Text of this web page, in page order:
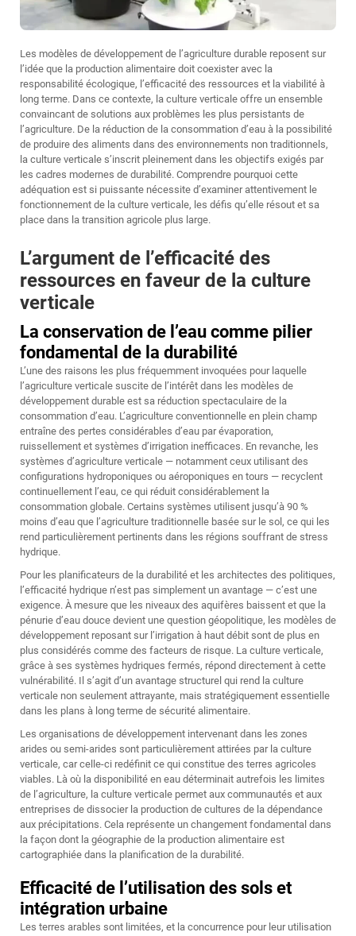
Les modèles de développement de l’agriculture durable reposent sur
l’idée que la production alimentaire doit coexister avec la
responsabilité écologique, l’efficacité des ressources et la viabilité à
long terme. Dans ce contexte, la culture verticale offre un ensemble
convaincant de solutions aux problèmes les plus persistants de
l’agriculture. De la réduction de la consommation d’eau à la possibilité
de produire des aliments dans des environnements non traditionnels,
la culture verticale s’inscrit pleinement dans les objectifs exigés par
les cadres modernes de durabilité. Comprendre pourquoi cette
adéquation est si puissante nécessite d’examiner attentivement le
fonctionnement de la culture verticale, les défis qu’elle résout et sa
place dans la transition agricole plus large.
L’argument de l’efficacité des
ressources en faveur de la culture
verticale
La conservation de l’eau comme pilier
fondamental de la durabilité
L’une des raisons les plus fréquemment invoquées pour laquelle
l’agriculture verticale suscite de l’intérêt dans les modèles de
développement durable est sa réduction spectaculaire de la
consommation d’eau. L’agriculture conventionnelle en plein champ
entraîne des pertes considérables d’eau par évaporation,
ruissellement et systèmes d’irrigation inefficaces. En revanche, les
systèmes d’agriculture verticale — notamment ceux utilisant des
configurations hydroponiques ou aéroponiques en tours — recyclent
continuellement l’eau, ce qui réduit considérablement la
consommation globale. Certains systèmes utilisent jusqu’à 90 %
moins d’eau que l’agriculture traditionnelle basée sur le sol, ce qui les
rend particulièrement pertinents dans les régions souffrant de stress
hydrique.
Pour les planificateurs de la durabilité et les architectes des politiques,
l’efficacité hydrique n’est pas simplement un avantage — c’est une
exigence. À mesure que les niveaux des aquifères baissent et que la
pénurie d’eau douce devient une question géopolitique, les modèles de
développement reposant sur l’irrigation à haut débit sont de plus en
plus considérés comme des facteurs de risque. La culture verticale,
grâce à ses systèmes hydriques fermés, répond directement à cette
vulnérabilité. Il s’agit d’un avantage structurel qui rend la culture
verticale non seulement attrayante, mais stratégiquement essentielle
dans les plans à long terme de sécurité alimentaire.
Les organisations de développement intervenant dans les zones
arides ou semi-arides sont particulièrement attirées par la culture
verticale, car celle-ci redéfinit ce qui constitue des terres agricoles
viables. Là où la disponibilité en eau déterminait autrefois les limites
de l’agriculture, la culture verticale permet aux communautés et aux
entreprises de dissocier la production de cultures de la dépendance
aux précipitations. Cela représente un changement fondamental dans
la façon dont la géographie de la production alimentaire est
cartographiée dans la planification de la durabilité.
Efficacité de l’utilisation des sols et
intégration urbaine
Les terres arables sont limitées, et la concurrence pour leur utilisation